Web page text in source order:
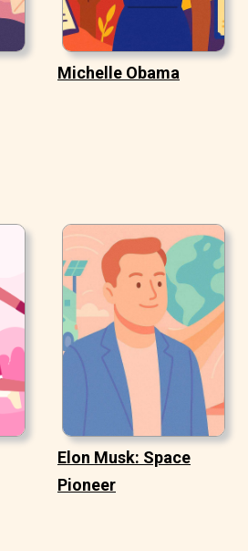
Michelle Obama
Elon Musk: Space
Pioneer